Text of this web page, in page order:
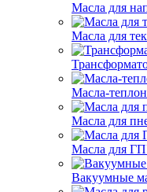
Масла для
Масла для
Масла-
Масла для
Масла для
Вакуумные